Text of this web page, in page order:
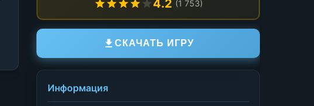
4.2 (1 753)
СКАЧАТЬ ИГРУ
Информация